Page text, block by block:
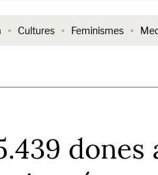
Cultures Feminismes
dones